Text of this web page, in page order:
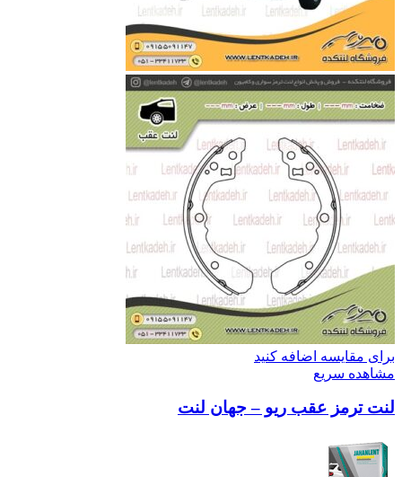
برای مقایسه اضافه کنید
مشاهده سریع
لنت ترمز عقب ریو – جهان لنت